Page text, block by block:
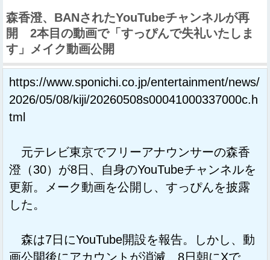
森香澄、BANされたYouTubeチャンネルが再
開 2本目の動画で「すっぴんで失礼いたしま
す」メイク動画公開
https://www.sponichi.co.jp/entertainment/news/
2026/05/08/kiji/20260508s00041000337000c.h
tml
元テレビ東京でフリーアナウンサーの森香
澄（30）が8日、自身のYouTubeチャンネルを
更新。メーク動画を公開し、すっぴんを披露
した。
森は7日にYouTube開設を報告。しかし、動
画公開後にアカウントが消滅。8日朝にXで